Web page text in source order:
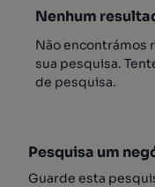
Nenhum
Não encontrámos
sua pesquisa.
de pesquisa.
Pesquisa um
Guarde esta